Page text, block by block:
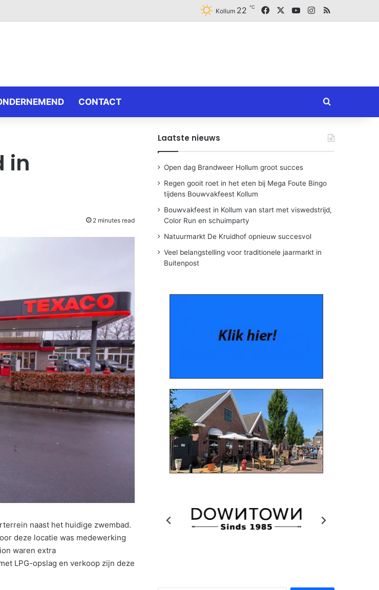
Kollum 22 ℃ FacebookYouTubeInstagram
RSS
CONTACT Zoeken naar
in
2 minutes read
naast het huidige zwembad.
deze locatie was medewerking
waren extra
LPG-opslag en verkoop zijn deze
Laatste nieuws
Open dag Brandweer Hollum groot succes
Regen gooit roet in het eten bij Mega Foute Bingo
tijdens Bouwvakfeest Kollum
Bouwvakfeest in Kollum van start met viswedstrijd,
Color Run en schuimparty
Natuurmarkt De Kruidhof opnieuw succesvol
Veel belangstelling voor traditionele jaarmarkt in
Buitenpost